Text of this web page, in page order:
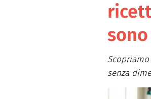
Formaggi
Frutta
Dolci
senza